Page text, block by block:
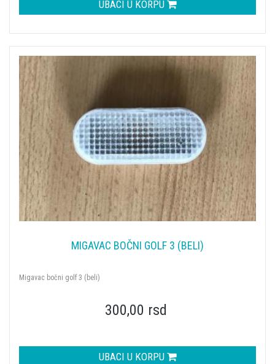
UBACI U KORPU
MIGAVAC BOČNI GOLF 3 (BELI)
Migavac bočni golf 3 (beli)
300,00 rsd
UBACI U KORPU